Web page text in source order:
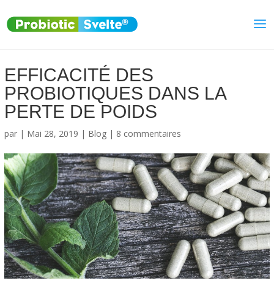
EFFICACITÉ DES
PROBIOTIQUES DANS LA
PERTE DE POIDS
par | Mai 28, 2019 | Blog| 8 commentaires